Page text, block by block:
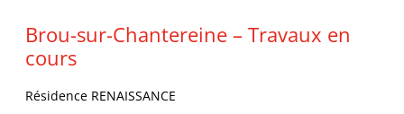
Brou-sur-Chantereine – Travaux en
cours
Résidence RENAISSANCE